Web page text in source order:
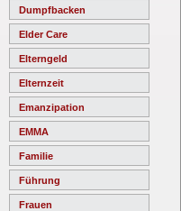
Dumpfbacken
Elder Care
Elterngeld
Elternzeit
Emanzipation
EMMA
Familie
Führung
Frauen